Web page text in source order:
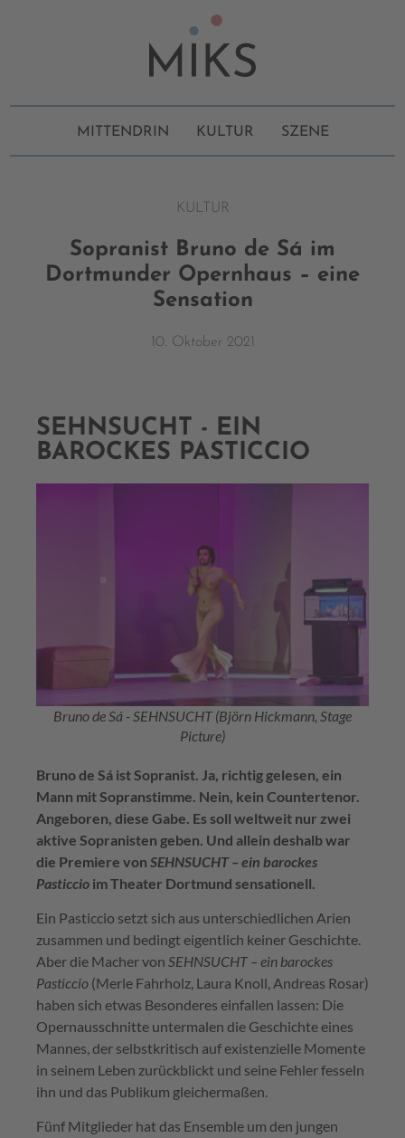
MITTENDRIN KULTUR SZENE
KULTUR
Sopranist Bruno de Sá im
Dortmunder Opernhaus – eine
Sensation
10. Oktober 2021
SEHNSUCHT - EIN
BAROCKES PASTICCIO
Bruno de Sá - SEHNSUCHT (Björn Hickmann, Stage
Picture)
Bruno de Sá ist Sopranist. Ja, richtig gelesen, ein
Mann mit Sopranstimme. Nein, kein Countertenor.
Angeboren, diese Gabe. Es soll weltweit nur zwei
aktive Sopranisten geben. Und allein deshalb war
die Premiere von SEHNSUCHT – ein barockes
Pasticcio im Theater Dortmund sensationell.
Ein Pasticcio setzt sich aus unterschiedlichen Arien
zusammen und bedingt eigentlich keiner Geschichte.
Aber die Macher von SEHNSUCHT – ein barockes
Pasticcio (Merle Fahrholz, Laura Knoll, Andreas Rosar)
haben sich etwas Besonderes einfallen lassen: Die
Opernausschnitte untermalen die Geschichte eines
Mannes, der selbstkritisch auf existenzielle Momente
in seinem Leben zurückblickt und seine Fehler fesseln
ihn und das Publikum gleichermaßen.
Fünf Mitglieder hat das Ensemble um den jungen